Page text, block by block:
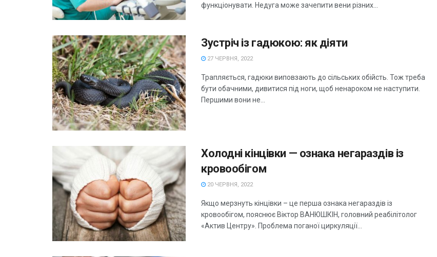
функціонувати. Недуга може зачепити вени різних...
Зустріч із гадюкою: як діяти
27 ЧЕРВНЯ, 2022
Трапляється, гадюки виповзають до сільських обійсть. Тож треба
бути обачними, дивитися під ноги, щоб ненароком не наступити.
Першими вони не...
Холодні кінцівки — ознака негараздів із
кровообігом
20 ЧЕРВНЯ, 2022
Якщо мерзнуть кінцівки – це перша ознака негараздів із
кровообігом, пояснює Віктор ВАНЮШКІН, головний реабілітолог
«Актив Центру». Проблема поганої циркуляції...